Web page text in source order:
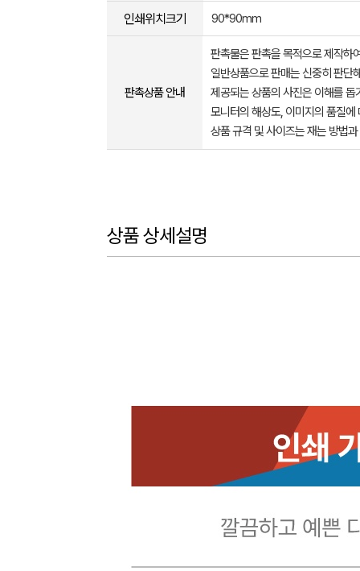
인쇄위치크기 90*90mm
판촉상품 안내
판촉물은 판촉을 목적으로 제작하
일반상품으로 판매는 신중히 판단
제공되는 상품의 사진은 이해를
모니터의 해상도, 이미지의 품질
상품 규격 및 사이즈는 재는 방법
상품 상세설명